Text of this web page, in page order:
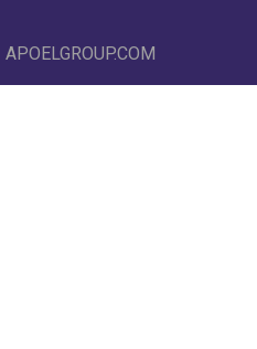
APOELGROUP.COM